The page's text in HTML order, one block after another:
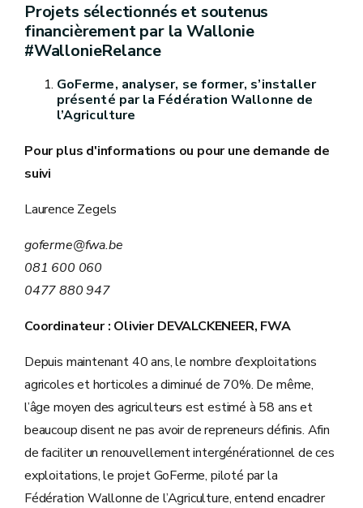
Projets sélectionnés et soutenus
financièrement par la Wallonie
#WallonieRelance
GoFerme, analyser, se former, s’installer
présenté par la Fédération Wallonne de
l’Agriculture
Pour plus d'informations ou pour une demande de
suivi
Laurence Zegels
goferme@fwa.be
081 600 060
0477 880 947
Coordinateur : Olivier DEVALCKENEER, FWA
Depuis maintenant 40 ans, le nombre d’exploitations
agricoles et horticoles a diminué de 70%. De même,
l’âge moyen des agriculteurs est estimé à 58 ans et
beaucoup disent ne pas avoir de repreneurs définis. Afin
de faciliter un renouvellement intergénérationnel de ces
exploitations, le projet GoFerme, piloté par la
Fédération Wallonne de l’Agriculture, entend encadrer